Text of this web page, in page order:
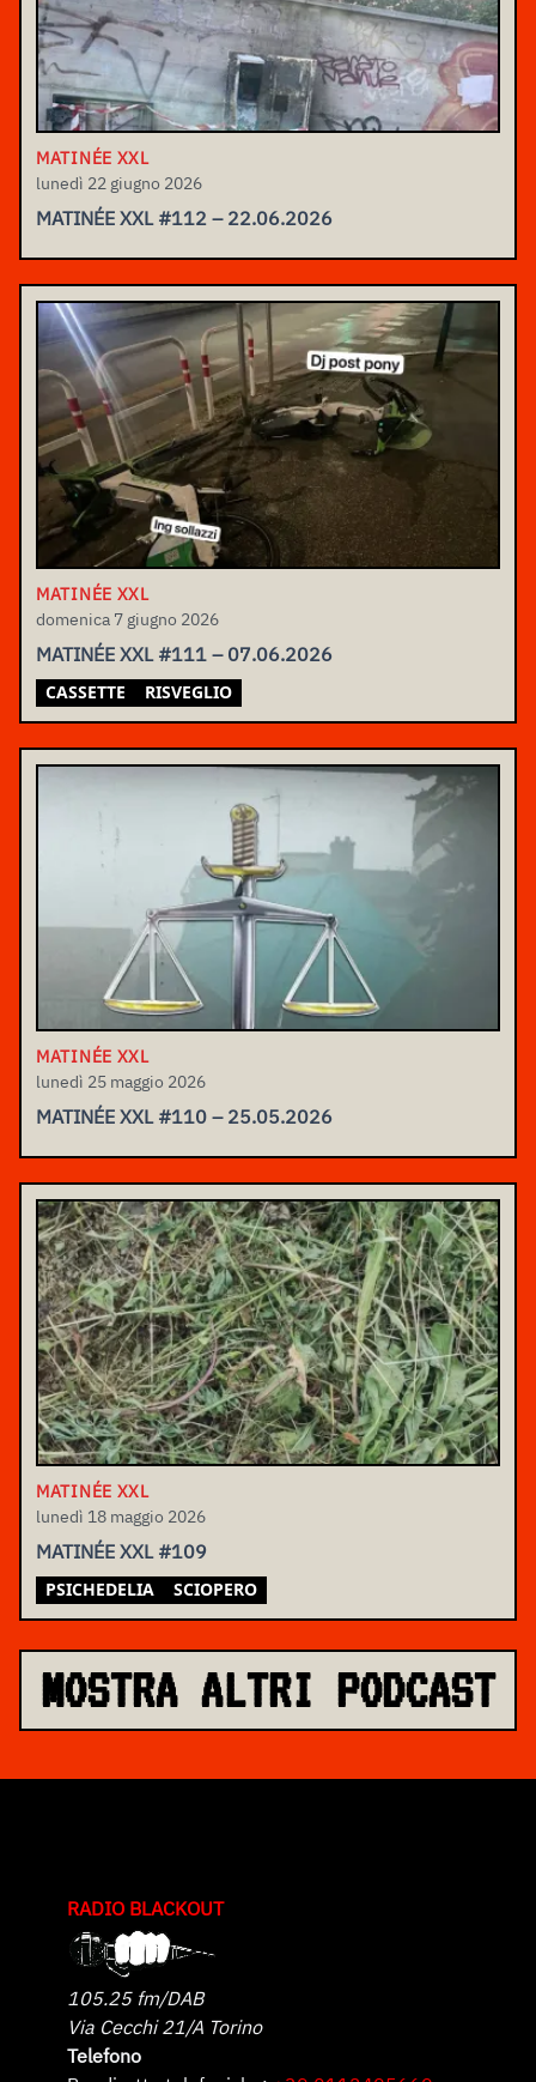
MATINÉE XXL
lunedì 22 giugno 2026
MATINÉE XXL #112 – 22.06.2026
MATINÉE XXL
domenica 7 giugno 2026
MATINÉE XXL #111 – 07.06.2026
CASSETTE RISVEGLIO
MATINÉE XXL
lunedì 25 maggio 2026
MATINÉE XXL #110 – 25.05.2026
MATINÉE XXL
lunedì 18 maggio 2026
MATINÉE XXL #109
PSICHEDELIA SCIOPERO
MOSTRA ALTRI PODCAST
RADIO BLACKOUT
105.25 fm/DAB
Via Cecchi 21/A Torino
Telefono